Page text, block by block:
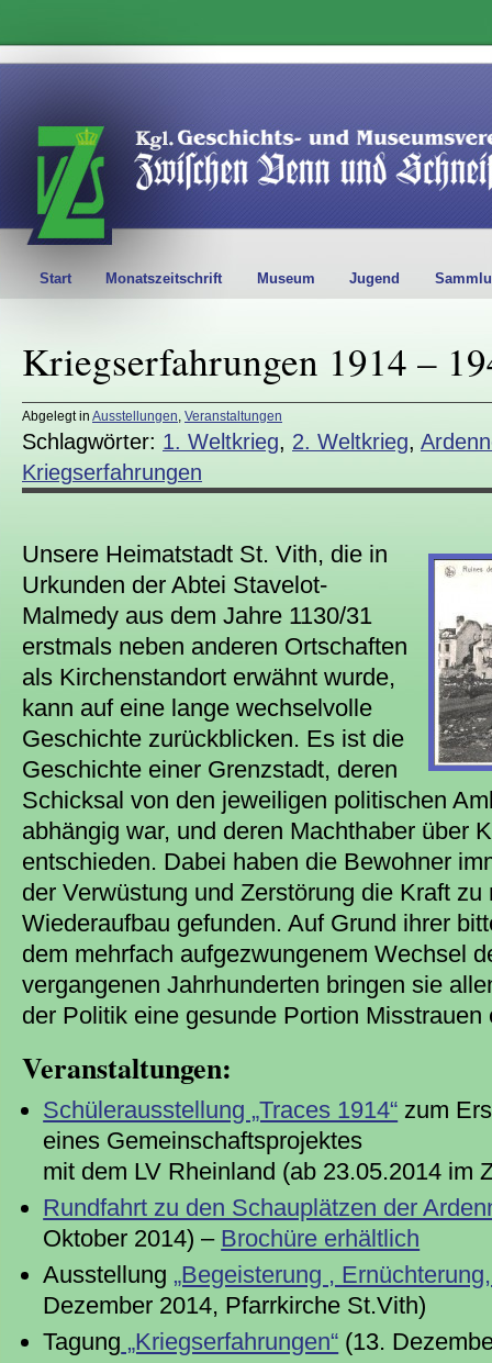
Start Monatszeitschrift Museum Jugend
Kriegserfahrungen 1914 –
Abgelegt in Ausstellungen Veranstaltungen
Schlagwörter: 1. Weltkrieg, 2. Weltkrieg,
Kriegserfahrungen
Unsere Heimatstadt St. Vith, die in
Urkunden der Abtei Stavelot-
Malmedy aus dem Jahre 1130/31
erstmals neben anderen Ortschaften
als Kirchenstandort erwähnt wurde,
kann auf eine lange wechselvolle
Geschichte zurückblicken. Es ist die
Geschichte einer Grenzstadt, deren
Schicksal von den jeweiligen politischen
abhängig war, und deren Machthaber über
entschieden. Dabei haben die Bewohner
der Verwüstung und Zerstörung die Kraft
Wiederaufbau gefunden. Auf Grund ihrer
dem mehrfach aufgezwungenem Wechsel
vergangenen Jahrhunderten bringen sie
der Politik eine gesunde Portion Misstrauen
Veranstaltungen:
Schülerausstellung „Traces 1914“ zum
eines Gemeinschaftsprojektes
mit dem LV Rheinland (ab 23.05.2014 im
Rundfahrt zu den Schauplätzen der
Oktober 2014) – Brochüre erhältlich
Ausstellung „Begeisterung ,
Dezember 2014, Pfarrkirche St.Vith)
Tagung „Kriegserfahrungen“ (13.